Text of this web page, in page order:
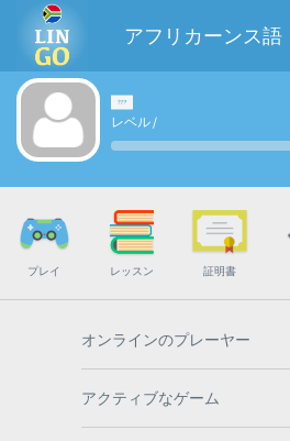
アフリカーンス語
レベル/
プレイ レッスン 証明書
オンラインのプレーヤー
アクティブなゲーム